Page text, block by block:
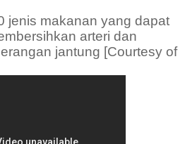
jenis makanan yang dapat
arteri dan
jantung [Courtesy of